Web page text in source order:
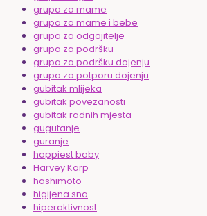
grupa za mame
grupa za mame i bebe
grupa za odgojitelje
grupa za podršku
grupa za podršku dojenju
grupa za potporu dojenju
gubitak mlijeka
gubitak povezanosti
gubitak radnih mjesta
gugutanje
guranje
happiest baby
Harvey Karp
hashimoto
higijena sna
hiperaktivnost